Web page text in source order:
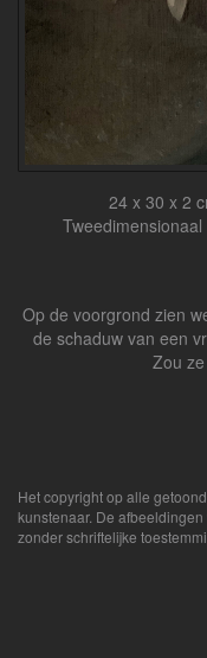
24 x 30 x 2
Op de voorgrond zien
de schaduw van een
Zou
Het copyright op alle
kunstenaar. De
zonder schriftelijke